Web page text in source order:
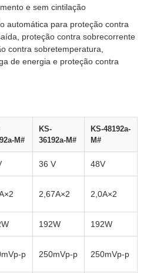
e sem cintilação
automática para proteção contra
proteção contra sobrecorrente
contra sobretemperatura,
de energia e proteção contra
M#
KS-
36192a-M#
KS-48192a-
M#
36 V 48V
2,67A×2 2,0A×2
192W 192W
p 250mVp-p 250mVp-p